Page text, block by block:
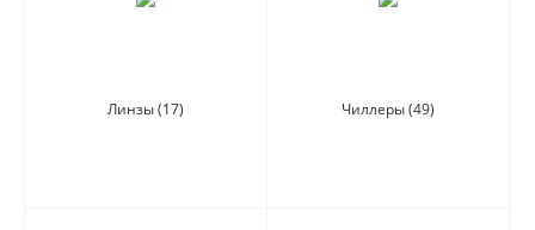
Линзы(17) Чиллеры(49)